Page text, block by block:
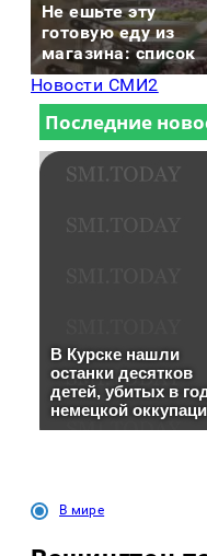
Не ешьте эту
готовую еду из
магазина: список
Новости СМИ2
В мире